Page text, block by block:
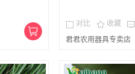
对比  收藏 
君君农用器具专卖店